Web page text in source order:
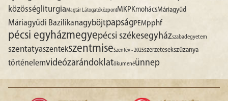
közösség liturgiaMagtár LátogatóközpontMKPKmohácsMáriagyűd
Máriagyűdi Bazilikanagyböjtpapság PEMpphf
pécsi egyházmegyepécsi székesegyházszabadegyetem
szentatyaszentekszentmiseSzentév - 2025szerzetesekszűzanya
történelemvideózarándoklatökumenéünnep